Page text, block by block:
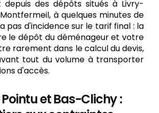
depuis des dépôts situés à Livry-
à quelques minutes de
pas d'incidence sur le tarif final : la
le dépôt du déménageur et votre
rarement dans le calcul du devis,
tout du volume à transporter
d'accès.
Pointu et Bas-Clichy :